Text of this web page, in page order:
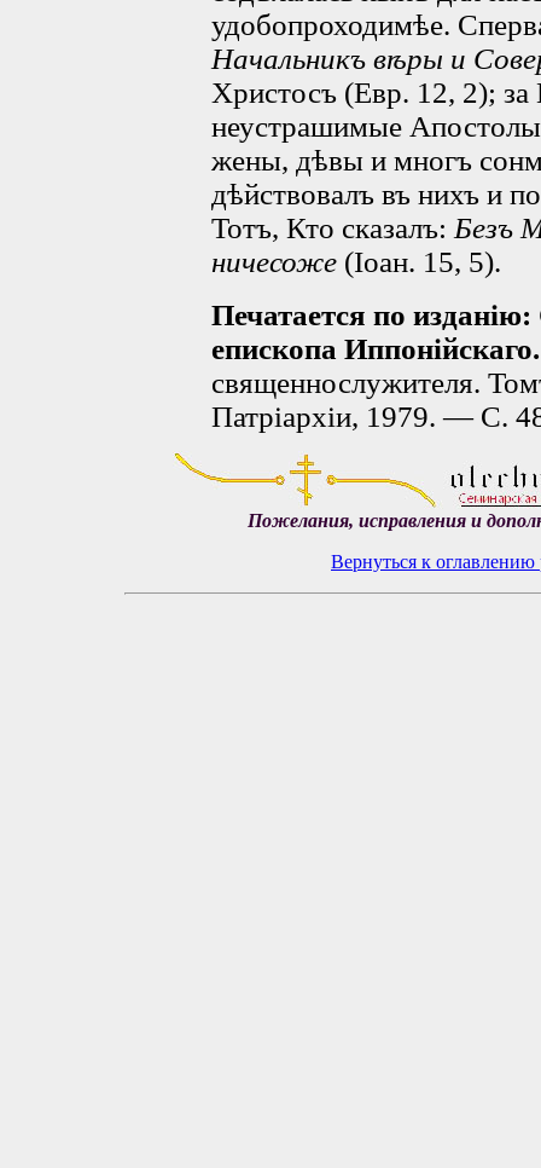
удобопроходимѣе.
Начальникъ вѣры и
Христосъ (Евр. 12, 2);
неустрашимые
жены, дѣвы и многъ
дѣйствовалъ въ нихъ и
Тотъ, Кто сказалъ: Безъ
ничесоже (Іоан. 15, 5).
Печатается по
епископа
священнослужителя.
Патріархіи, 1979. — С.
Пожелания, исправления и
Вернуться к оглавлению